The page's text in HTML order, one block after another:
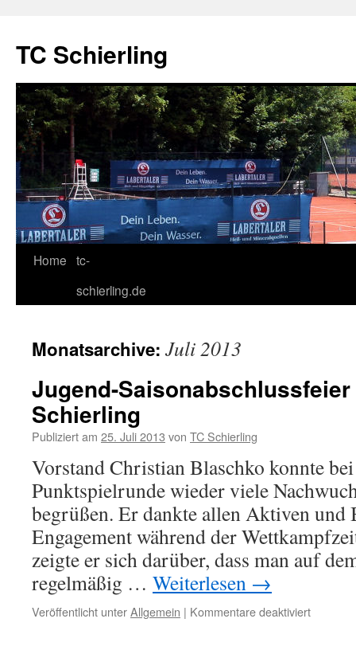
TC Schierling
Springe
Home tc-
schierling.de
Monatsarchive: Juli 2013
Jugend-Saisonabschlussfeier
Schierling
Publiziert am 25. Juli 2013 von TC Schierling
Vorstand Christian Blaschko konnte
Punktspielrunde wieder viele
begrüßen. Er dankte allen Aktiven
Engagement während der
zeigte er sich darüber, dass man auf
regelmäßig … Weiterlesen →
Veröffentlicht unterAllgemein | Kommentare deaktiviert